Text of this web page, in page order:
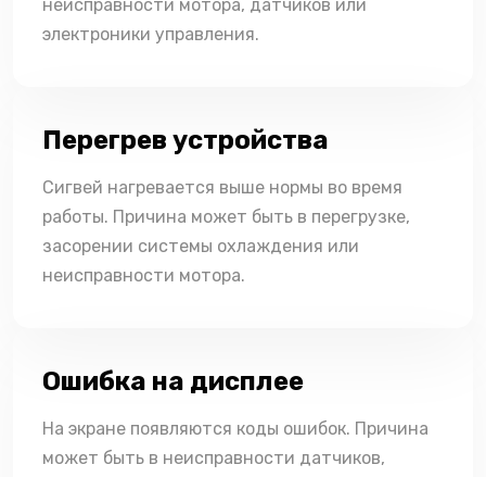
неисправности мотора, датчиков или
электроники управления.
Перегрев устройства
Сигвей нагревается выше нормы во время
работы. Причина может быть в перегрузке,
засорении системы охлаждения или
неисправности мотора.
Ошибка на дисплее
На экране появляются коды ошибок. Причина
может быть в неисправности датчиков,